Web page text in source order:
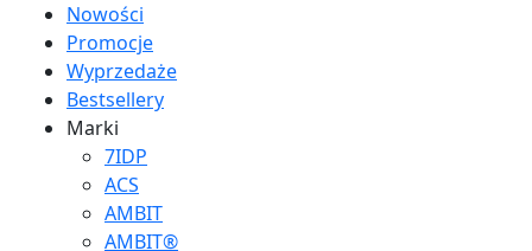
Nowości
Promocje
Wyprzedaże
Bestsellery
Marki
7IDP
ACS
AMBIT
AMBIT®